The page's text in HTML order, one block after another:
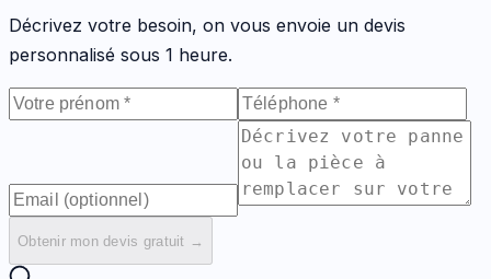
Décrivez votre besoin, on vous envoie un devis
personnalisé sous 1 heure.
Obtenir mon devis gratuit →